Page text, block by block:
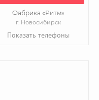
Фабрика «Ритм»
г. Новосибирск
Показать телефоны